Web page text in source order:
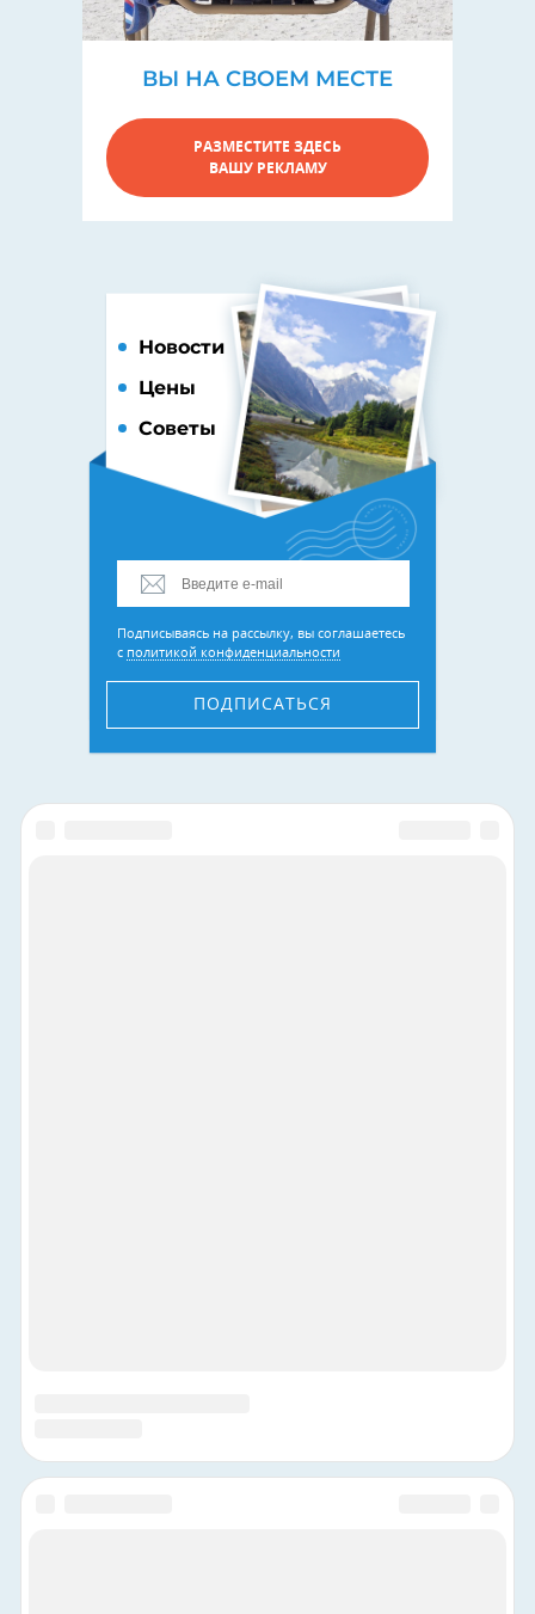
ВЫ НА СВОЕМ МЕСТЕ
РАЗМЕСТИТЕ ЗДЕСЬ
ВАШУ РЕКЛАМУ
Новости
Цены
Советы
Подписываясь на рассылку, вы соглашаетесь
с политикой конфиденциальности
ПОДПИСАТЬСЯ